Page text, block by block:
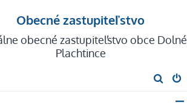
Obecné zastupiteľstvo
obecné zastupiteľstvo obce Dolné
Plachtince
ľ